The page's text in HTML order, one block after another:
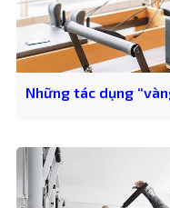
Những tác dụng